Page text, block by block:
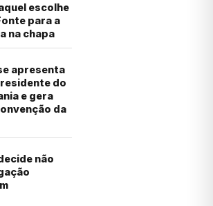
escolhe
para a
na chapa
apresenta
do
e gera
da
não